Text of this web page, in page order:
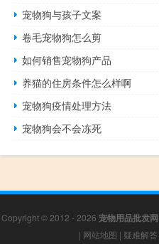
宠物狗与孩子文案
卷毛宠物狗怎么剪
如何销售宠物狗产品
养猫的住房条件怎么样啊
宠物狗疫情处理方法
宠物狗会不会冻死
Copyright © 2012 - 2026 宠物用品批发网
| 网站地图 | 疑难解答